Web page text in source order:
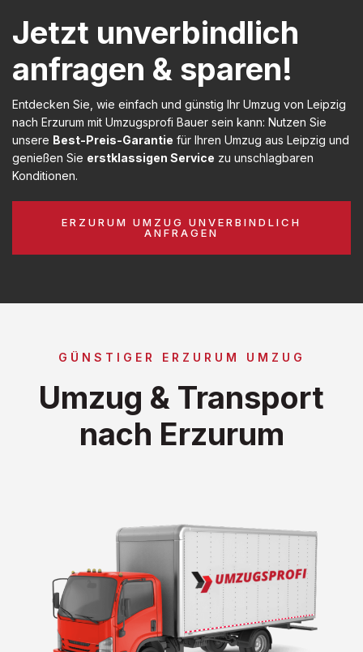
Jetzt unverbindlich
anfragen & sparen!
Entdecken Sie, wie einfach und günstig Ihr Umzug von Leipzig
nach Erzurum mit Umzugsprofi Bauer sein kann: Nutzen Sie
unsere Best-Preis-Garantie für Ihren Umzug aus Leipzig und
genießen Sie erstklassigen Service zu unschlagbaren
Konditionen.
ERZURUM UMZUG UNVERBINDLICH
ANFRAGEN
GÜNSTIGER ERZURUM UMZUG
Umzug & Transport
nach Erzurum